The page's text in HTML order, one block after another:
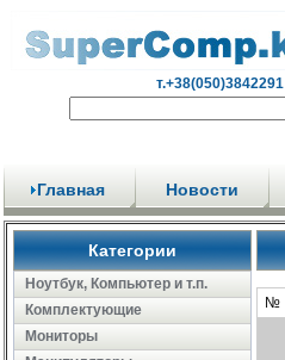
т.+38(050)3842291
Главная Новости
Категории
Ноутбук, Компьютер и т.п.
Комплектующие
Мониторы
№